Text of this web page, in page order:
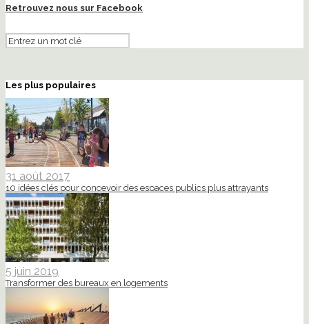
Retrouvez nous sur Facebook
Les plus populaires
31 août 2017
10 idées clés pour concevoir des espaces publics plus attrayants
5 juin 2019
Transformer des bureaux en logements